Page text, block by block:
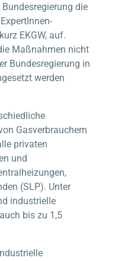
die
EKGW, auf.
Maßnahmen nicht
Bundesregierung in
werden
Gasverbrauchern
privaten
und
(SLP). Unter
industrielle
bis zu 1,5